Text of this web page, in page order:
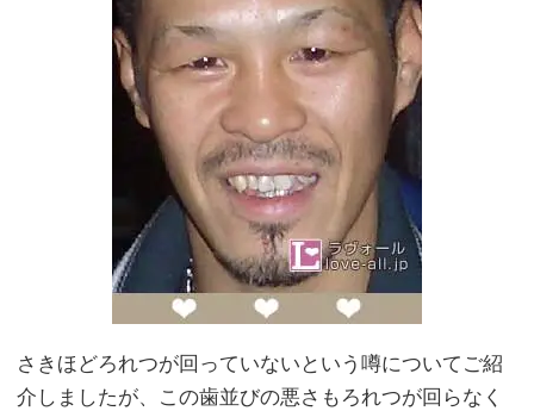
さきほどろれつが回っていないという噂についてご紹
介しましたが、この歯並びの悪さもろれつが回らなく